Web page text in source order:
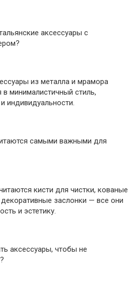
аксессуары с
из металла и мрамора
минималистичный стиль,
индивидуальности.
самыми важными для
кисти для чистки, кованые
заслонки — все они
и эстетику.
аксессуары, чтобы не